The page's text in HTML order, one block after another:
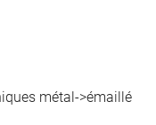
métal->émaillé